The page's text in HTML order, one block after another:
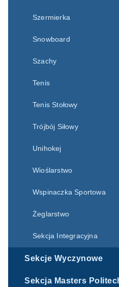
Szermierka
Snowboard
Szachy
Tenis
Tenis Stołowy
Trójbój Siłowy
Unihokej
Wioślarstwo
Wspinaczka Sportowa
Żeglarstwo
Sekcja Integracyjna
Sekcje Wyczynowe
Sekcja Masters